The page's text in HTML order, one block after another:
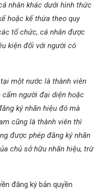
nhân khác dưới hình thức
hoặc kế thừa theo quy
tổ chức, cá nhân được
kiện đối với người có
một nước là thành viên
người đại diện hoặc
ký nhãn hiệu đó mà
cũng là thành viên thì
được phép đăng ký nhãn
chủ sở hữu nhãn hiệu, trừ
đăng ký bản quyền